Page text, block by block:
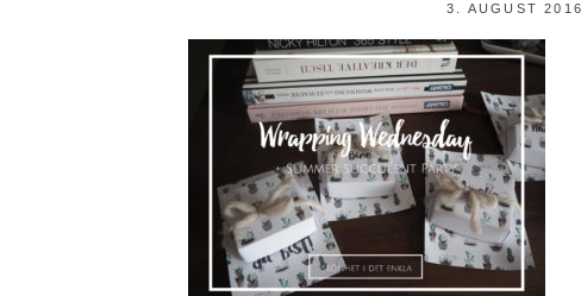
3. AUGUST 2016